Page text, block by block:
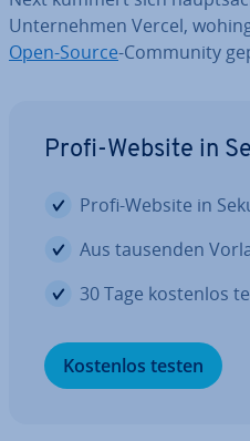
Un­ter­neh­men Vercel,
Open-Source-Community
Profi-Website in
Profi-Website in
Aus tausenden
30 Tage kostenlos
Kostenlos testen